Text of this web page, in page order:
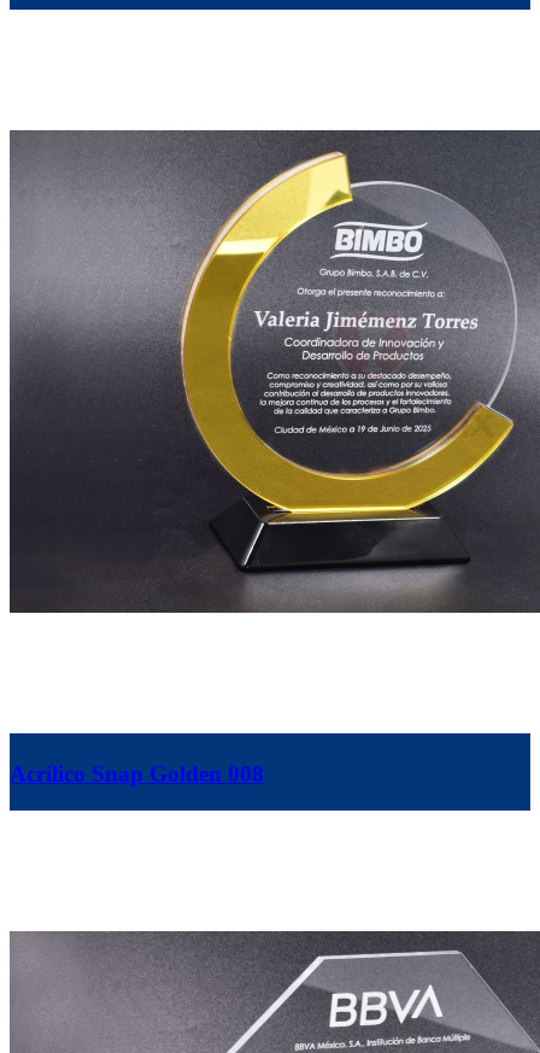
Acrílico Snap Golden 008